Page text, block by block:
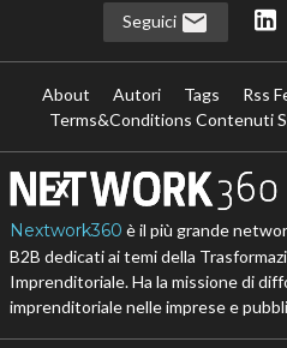
Seguici
About Autori Tags Rss
Terms&Conditions Contenuti
Nextwork360 è il più grande
B2B dedicati ai temi della
Imprenditoriale. Ha la missione di
imprenditoriale nelle imprese e